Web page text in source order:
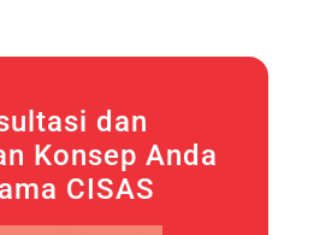
dan
Konsep Anda
CISAS